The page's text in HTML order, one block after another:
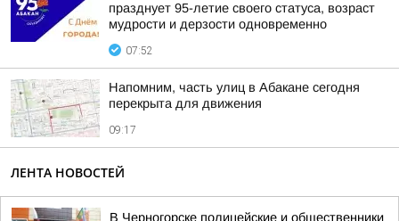
празднует 95-летие своего статуса, возраст
мудрости и дерзости одновременно
07:52
Напомним, часть улиц в Абакане сегодня
перекрыта для движения
09:17
ЛЕНТА НОВОСТЕЙ
В Черногорске полицейские и общественники